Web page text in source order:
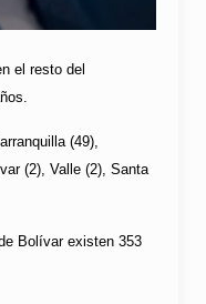
el resto del
(49),
(2), Valle (2), Santa
Bolívar existen 353